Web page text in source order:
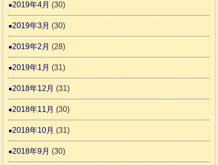
2019年4月 (30)
2019年3月 (30)
2019年2月 (28)
2019年1月 (31)
2018年12月 (31)
2018年11月 (30)
2018年10月 (31)
2018年9月 (30)